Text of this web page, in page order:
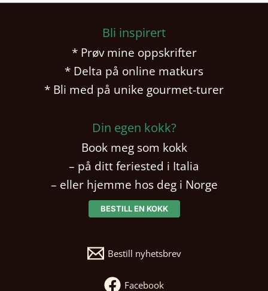
Bli inspirert
* Delta på online matkurs
* Bli med på unike gourmet-turer
Din egen kokk?
Book meg som kokk
– på ditt feriested i Italia